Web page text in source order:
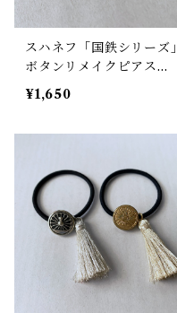
スハネフ「国鉄シリーズ」
ボタンリメイクピアス
（小）
¥1,650